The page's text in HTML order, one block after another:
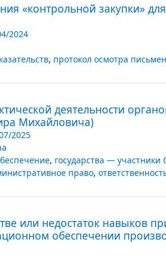
«контрольной закупки»
2024
, протокол осмотра
деятельности
Михайловича)
2025
, государства — участники
право,
или недостаток навыков
обеспечении